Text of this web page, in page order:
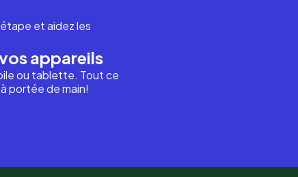
et aidez les
appareils
ou tablette. Tout ce
portée de main!